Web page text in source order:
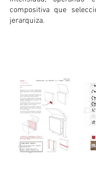
compositiva que
jerarquiza.